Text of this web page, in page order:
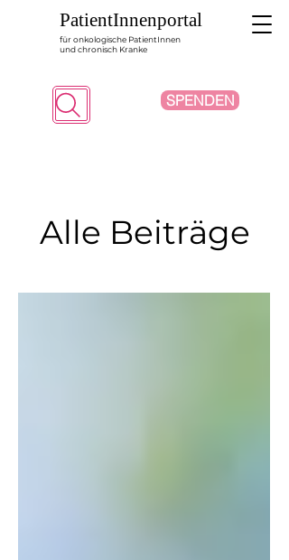
PatientInnenportal
für onkologische PatientInnen
und chronisch Kranke
Suche SPENDEN
Alle Beiträge